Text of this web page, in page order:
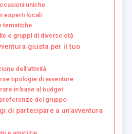
uniche
esperti locali
tematiche
e gruppi di diverse età
giusta per il tuo
dell’attività
tipologie di avventure
in base al budget
del gruppo
di partecipare a un’avventura